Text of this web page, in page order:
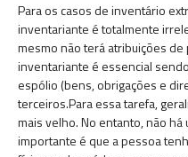
Para os casos de inventário
inventariante é totalmente
mesmo não terá atribuições de
inventariante é essencial
espólio (bens, obrigações e
terceiros.Para essa tarefa,
mais velho. No entanto, não há
importante é que a pessoa